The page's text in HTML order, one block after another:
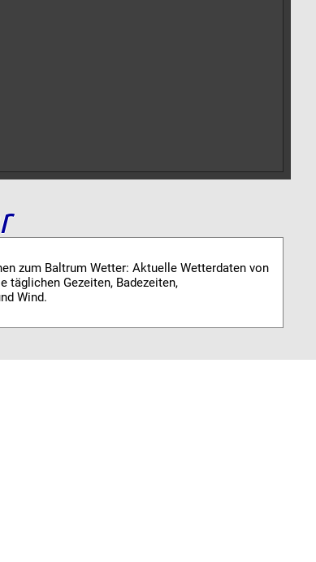
zum Baltrum Wetter: Aktuelle Wetterdaten von
täglichen Gezeiten, Badezeiten,
Wind.